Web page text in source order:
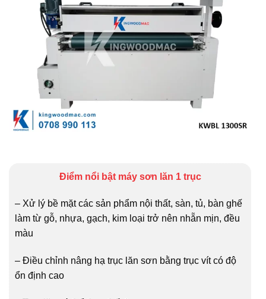
Điểm nổi bật máy sơn lăn 1 trục
– Xử lý bề mặt các sản phẩm nội thất, sàn, tủ, bàn ghế
làm từ gỗ, nhựa, gạch, kim loại trở nên nhẵn mịn, đều
màu
– Điều chỉnh nâng hạ trục lăn sơn bằng trục vít có độ
ổn định cao